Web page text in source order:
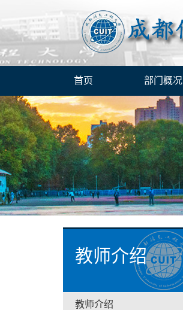
首页 部门概况
教师介绍
教师介绍